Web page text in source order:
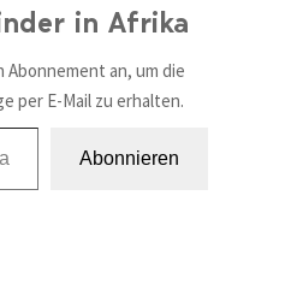
in Afrika
Abonnement an, um die
per E-Mail zu erhalten.
Abonnieren